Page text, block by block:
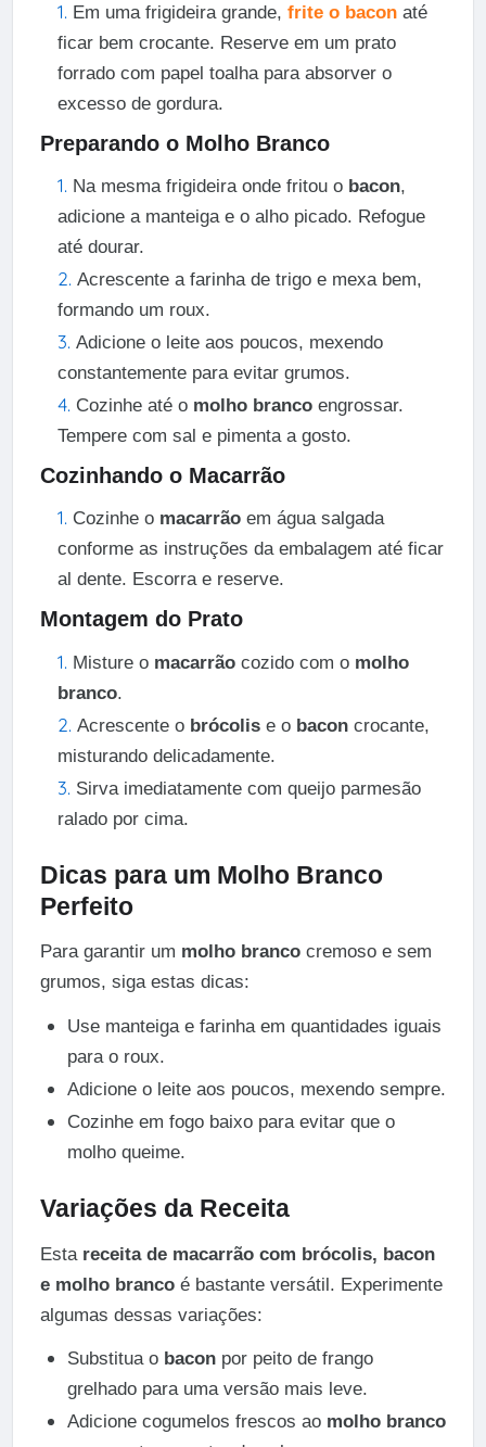
Em uma frigideira grande, frite o baconaté
ficar bem crocante. Reserve em um prato
forrado com papel toalha para absorver o
excesso de gordura.
Preparando o Molho Branco
Na mesma frigideira onde fritou o bacon,
adicione a manteiga e o alho picado. Refogue
até dourar.
Acrescente a farinha de trigo e mexa bem,
formando um roux.
Adicione o leite aos poucos, mexendo
constantemente para evitar grumos.
Cozinhe até o molho brancoengrossar.
Tempere com sal e pimenta a gosto.
Cozinhando o Macarrão
Cozinhe o macarrãoem água salgada
conforme as instruções da embalagem até ficar
al dente. Escorra e reserve.
Montagem do Prato
Misture o macarrãocozido com o molho
branco.
Acrescente o brócolise o baconcrocante,
misturando delicadamente.
Sirva imediatamente com queijo parmesão
ralado por cima.
Dicas para um Molho Branco
Perfeito
Para garantir um molho brancocremoso e sem
grumos, siga estas dicas:
Use manteiga e farinha em quantidades iguais
para o roux.
Adicione o leite aos poucos, mexendo sempre.
Cozinhe em fogo baixo para evitar que o
molho queime.
Variações da Receita
Esta receita de macarrão com brócolis, bacon
e molho brancoé bastante versátil. Experimente
algumas dessas variações:
Substitua o baconpor peito de frango
grelhado para uma versão mais leve.
Adicione cogumelos frescos ao molho branco